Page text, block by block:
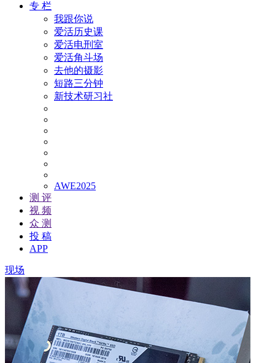
专 栏
我跟你说
爱活历史课
爱活电刑室
爱活角斗场
去他的摄影
短路三分钟
新技术研习社
AWE2025
测 评
视 频
众 测
投 稿
APP
现场